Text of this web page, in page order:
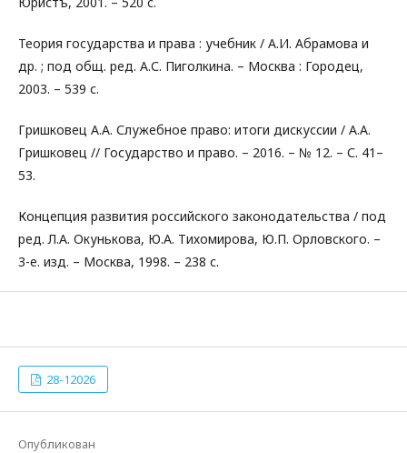
Теория государства и права : учебник / А.И. Абрамова и
др. ; под общ. ред. А.С. Пиголкина. – Москва : Городец,
2003. – 539 с.
Гришковец А.А. Служебное право: итоги дискуссии / А.А.
Гришковец // Государство и право. – 2016. – № 12. – С. 41–
53.
Концепция развития российского законодательства / под
ред. Л.А. Окунькова, Ю.А. Тихомирова, Ю.П. Орловского. –
3-е. изд. – Москва, 1998. – 238 с.
28-12026
Опубликован